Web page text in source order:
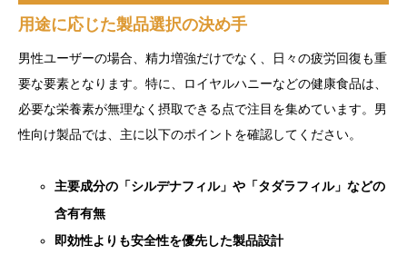
用途に応じた製品選択の決め手
男性ユーザーの場合、精力増強だけでなく、日々の疲労回復も重
要な要素となります。特に、ロイヤルハニーなどの健康食品は、
必要な栄養素が無理なく摂取できる点で注目を集めています。男
性向け製品では、主に以下のポイントを確認してください。
主要成分の「シルデナフィル」や「タダラフィル」などの
含有有無
即効性よりも安全性を優先した製品設計